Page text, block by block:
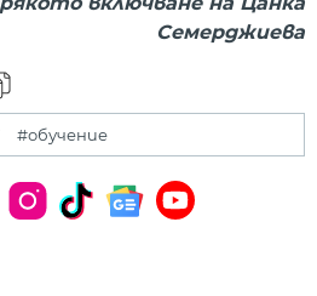
Семерджиева
#обучение